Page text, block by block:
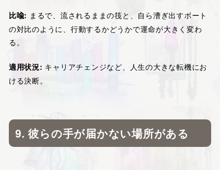
比喩: まるで、流されるままの筏と、自ら漕ぎ出すボート
の対比のように、行動するかどうかで運命が大きく変わ
る。
適用状況: キャリアチェンジなど、人生の大きな転機にお
ける決断。
9. 彼らの手が届かない場所がある